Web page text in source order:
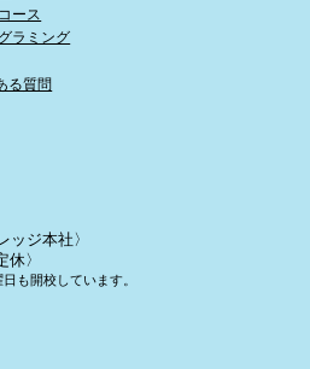
ース
ラミング
る質問
ジ本社〉
〉
も開校しています。